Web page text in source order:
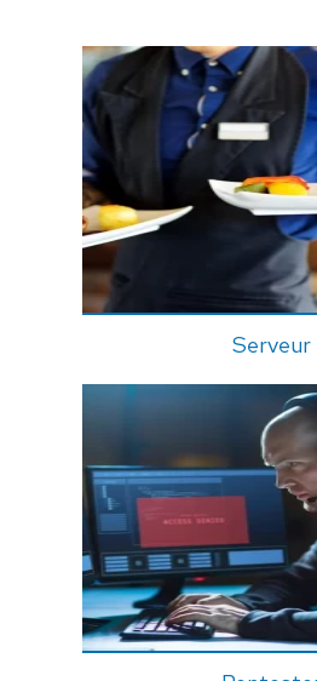
Serveur